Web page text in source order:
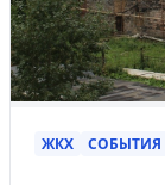
ЖКХ СОБЫТИЯ